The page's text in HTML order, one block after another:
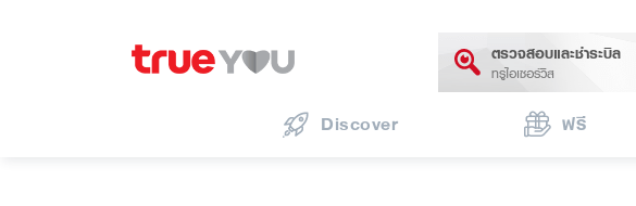
ตรวจสอบและชำระบิล
ทรูไอเซอร์วิส
Discover ฟรี